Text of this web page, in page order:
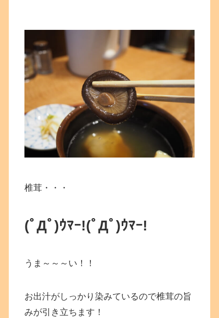
椎茸・・・
(ﾟДﾟ)ｳﾏｰ!(ﾟДﾟ)ｳﾏｰ!
うま～～～い！！
お出汁がしっかり染みているので椎茸の旨
みが引き立ちます！